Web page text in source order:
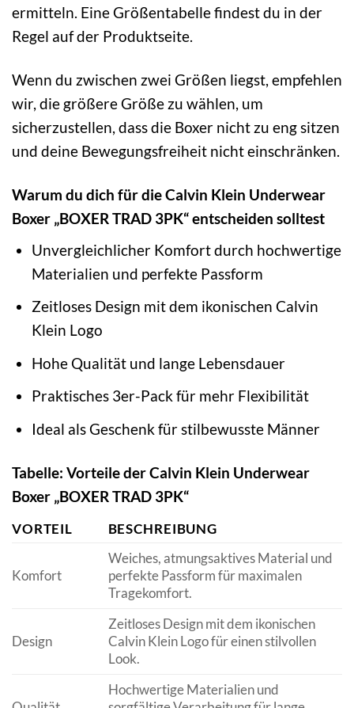
ermitteln. Eine Größentabelle findest du in der
Regel auf der Produktseite.
Wenn du zwischen zwei Größen liegst, empfehlen
wir, die größere Größe zu wählen, um
sicherzustellen, dass die Boxer nicht zu eng sitzen
und deine Bewegungsfreiheit nicht einschränken.
Warum du dich für die Calvin Klein Underwear
Boxer „BOXER TRAD 3PK“ entscheiden solltest
Unvergleichlicher Komfort durch hochwertige
Materialien und perfekte Passform
Zeitloses Design mit dem ikonischen Calvin
Klein Logo
Hohe Qualität und lange Lebensdauer
Praktisches 3er-Pack für mehr Flexibilität
Ideal als Geschenk für stilbewusste Männer
Tabelle: Vorteile der Calvin Klein Underwear
Boxer „BOXER TRAD 3PK“
VORTEIL BESCHREIBUNG
Komfort
Weiches, atmungsaktives Material und
perfekte Passform für maximalen
Tragekomfort.
Design
Zeitloses Design mit dem ikonischen
Calvin Klein Logo für einen stilvollen
Look.
Hochwertige Materialien und